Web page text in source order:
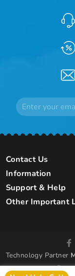
Contact Us
Information
Support & Help
Other Important
Technology Partner